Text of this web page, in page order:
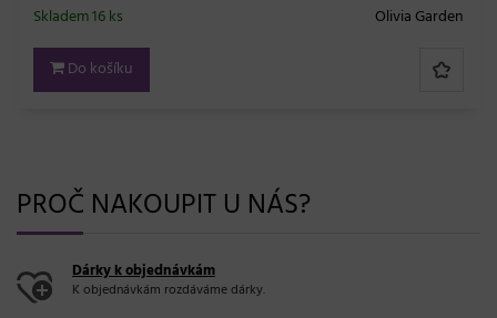
Olivia Garden
PROČ NAKOUPIT U NÁS?
Dárky k objednávkám
K objednávkám rozdáváme dárky.